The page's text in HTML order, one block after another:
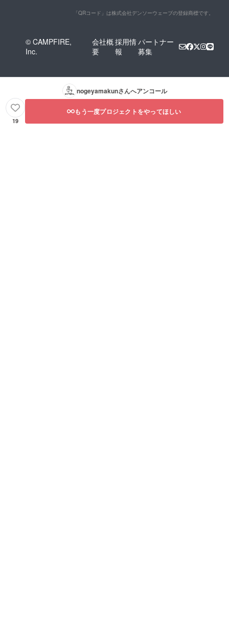
「QRコード」は株式会社デンソーウェーブの登録商標です。
© CAMPFIRE,
Inc.
会社概
要
採用情
報
パートナー
募集
nogeyamakunさんへアンコール
19
もう一度プロジェクトをやってほしい